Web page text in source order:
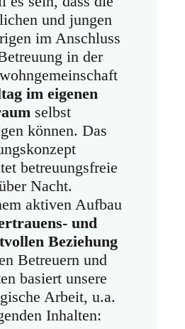
und jungen
im Anschluss
in der
im eigenen
selbst
können. Das
betreuungsfreie
Nacht.
aktiven Aufbau
und
Beziehung
Betreuern und
basiert unsere
Arbeit, u.a.
Inhalten: